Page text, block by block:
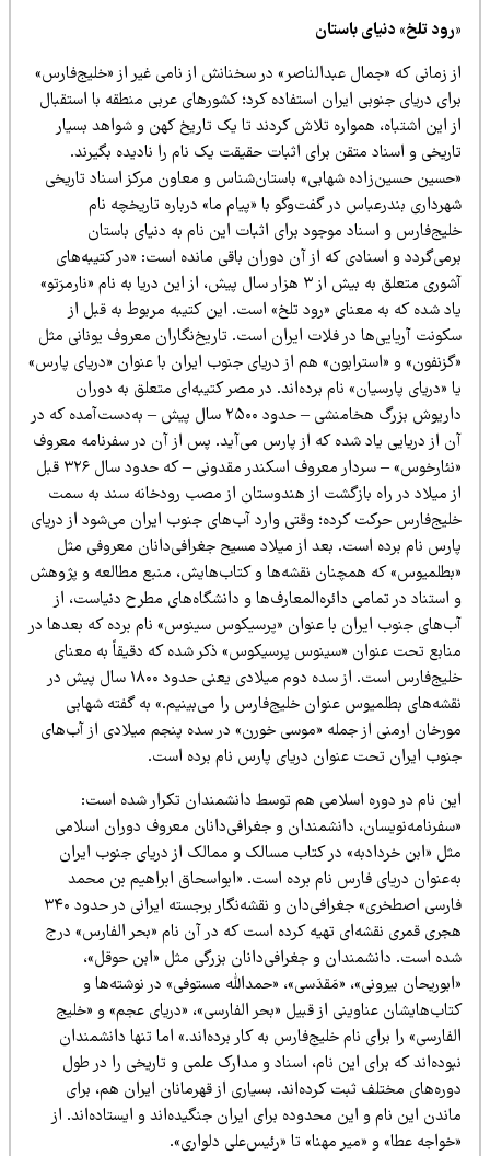
تلخ» دنیای باستان
زمانی که «جمال عبدالناصر» در سخنانش از نامی غیر از «خلیج‌فارس»
دریای جنوبی ایران استفاده کرد؛ کشورهای عربی منطقه با استقبال
این اشتباه، همواره تلاش کردند تا یک تاریخ کهن و شواهد بسیار
و اسناد متقن برای اثبات حقیقت یک نام را نادیده بگیرند.
حسین‌زاده شهابی» باستان‌شناس و معاون مرکز اسناد تاریخی
بندرعباس در گفت‌وگو با «پیام ما» درباره تاریخچه نام
و اسناد موجود برای اثبات این نام به دنیای باستان
و اسنادی که از آن دوران باقی مانده است: «در کتیبه‌های
آشوری متعلق به بیش از ۳ هزار سال پیش، از این دریا به نام «نارمرَتو»
شده که به معنای «رود تلخ» است. این کتیبه مربوط به قبل از
آریایی‌ها در فلات ایران است. تاریخ‌نگاران معروف یونانی مثل
و «استرابون» هم از دریای جنوب ایران با عنوان «دریای پارس»
«دریای پارسیان» نام برده‌اند. در مصر کتیبه‌ای متعلق به دوران
داریوش بزرگ هخامنشی – حدود ۲۵۰۰ سال پیش – به‌دست‌آمده که در
از دریایی یاد شده که از پارس می‌آید. پس از آن در سفرنامه معروف
«نئارخوس» – سردار معروف اسکندر مقدونی – که حدود سال ۳۲۶ قبل
میلاد در راه بازگشت از هندوستان از مصب رودخانه سند به سمت
حرکت کرده؛ وقتی وارد آب‌های جنوب ایران می‌شود از دریای
نام برده است. بعد از میلاد مسیح جغرافی‌دانان معروفی مثل
که همچنان نقشه‌ها و کتاب‌هایش، منبع مطالعه و پژوهش
استناد در تمامی دائره‌المعارف‌ها و دانشگاه‌های مطرح دنیاست، از
جنوب ایران با عنوان «پرسیکوس سینوس» نام برده که بعدها در
تحت عنوان «سینوس پرسیکوس» ذکر شده که دقیقاً به معنای
خلیج‌فارس است. از سده دوم میلادی یعنی حدود ۱۸۰۰ سال پیش در
بطلمیوس عنوان خلیج‌فارس را می‌بینیم.» به گفته شهابی
ارمنی از جمله «موسی خورن» در سده پنجم میلادی از آب‌های
ایران تحت عنوان دریای پارس نام برده است.
نام در دوره اسلامی هم توسط دانشمندان تکرار شده است:
دانشمندان و جغرافی‌دانان معروف دوران اسلامی
«ابن خردادبه» در کتاب مسالک و ممالک از دریای جنوب ایران
دریای فارس نام برده است. «ابواسحاق ابراهیم بن محمد
فارسی اصطخری» جغرافی‌دان و نقشه‌نگار برجسته ایرانی در حدود ۳۴۰
قمری نقشه‌ای تهیه کرده است که در آن نام «بحر الفارس» درج
است. دانشمندان و جغرافی‌دانان بزرگی مثل «ابن حوقل»،
بیرونی»، «مَقدَسی»، «حمدالله مستوفی» در نوشته‌ها و
عناوینی از قبیل «بحر الفارسی»، «دریای عجم» و «خلیج
را برای نام خلیج‌فارس به کار برده‌اند.» اما تنها دانشمندان
که برای این نام، اسناد و مدارک علمی و تاریخی را در طول
مختلف ثبت کرده‌اند. بسیاری از قهرمانان ایران هم، برای
این نام و این محدوده برای ایران جنگیده‌اند و ایستاده‌اند. از
عطا» و «میر مهنا» تا «رئیس‌علی دلواری».